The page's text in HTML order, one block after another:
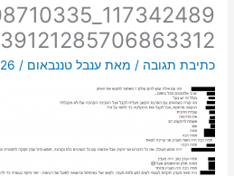
39121285706863312_o
כתיבת תגובה / מאתענבל טננבאום/ 26 בספטמבר 2020